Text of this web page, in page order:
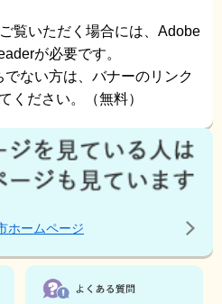
覧いただく場合には、Adobe
が必要です。
ない方は、バナーのリンク
ください。（無料）
ホームページ